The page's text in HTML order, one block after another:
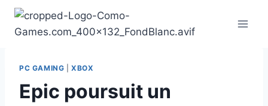
Aller
contenu
PC GAMING |XBOX
Epic poursuit un